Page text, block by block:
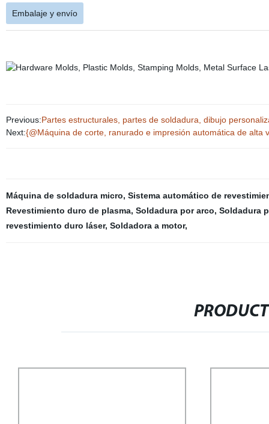
Embalaje y envío
Previous:Partes estructurales, partes de soldadura, dibujo
Next:{@Máquina de corte, ranurado e impresión automática de alta
Máquina de soldadura micro, Sistema automático de
Revestimiento duro de plasma, Soldadura por arco, Soldadura
revestimiento duro láser, Soldadora a motor,